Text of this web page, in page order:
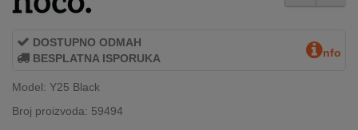
KONTAKT
KUPOVINA
NA
DOSTUPNO ODMAH
BESPLATNA ISPORUKA
nfo
Model: Y25 Black
Broj proizvoda: 59494